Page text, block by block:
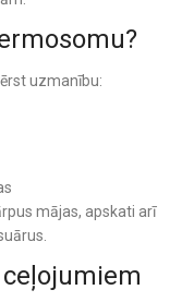
uzmanību:
mājas, apskati arī